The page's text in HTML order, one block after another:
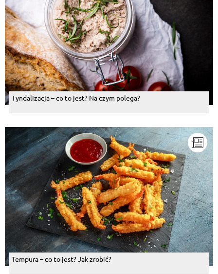
Tyndalizacja – co to jest? Na czym polega?
Tempura – co to jest? Jak zrobić?